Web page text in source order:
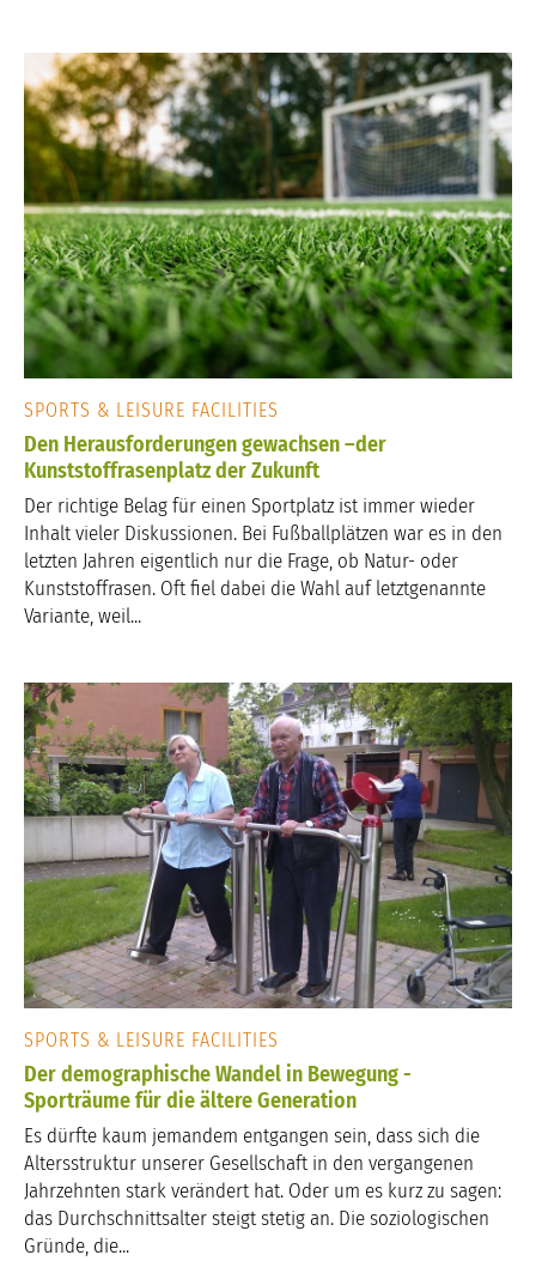
SPORTS & LEISURE FACILITIES
Den Herausforderungen gewachsen –der
Kunststoffrasenplatz der Zukunft
Der richtige Belag für einen Sportplatz ist immer wieder
Inhalt vieler Diskussionen. Bei Fußballplätzen war es in den
letzten Jahren eigentlich nur die Frage, ob Natur- oder
Kunststoffrasen. Oft fiel dabei die Wahl auf letztgenannte
Variante, weil...
SPORTS & LEISURE FACILITIES
Der demographische Wandel in Bewegung -
Sporträume für die ältere Generation
Es dürfte kaum jemandem entgangen sein, dass sich die
Altersstruktur unserer Gesellschaft in den vergangenen
Jahrzehnten stark verändert hat. Oder um es kurz zu sagen:
das Durchschnittsalter steigt stetig an. Die soziologischen
Gründe, die...